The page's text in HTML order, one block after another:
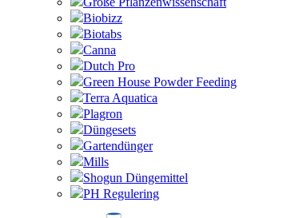
Biobizz
Biotabs
Canna
Dutch Pro
Green House Powder Feeding
Terra Aquatica
Plagron
Düngesets
Gartendünger
Mills
Shogun Düngemittel
PH Regulering